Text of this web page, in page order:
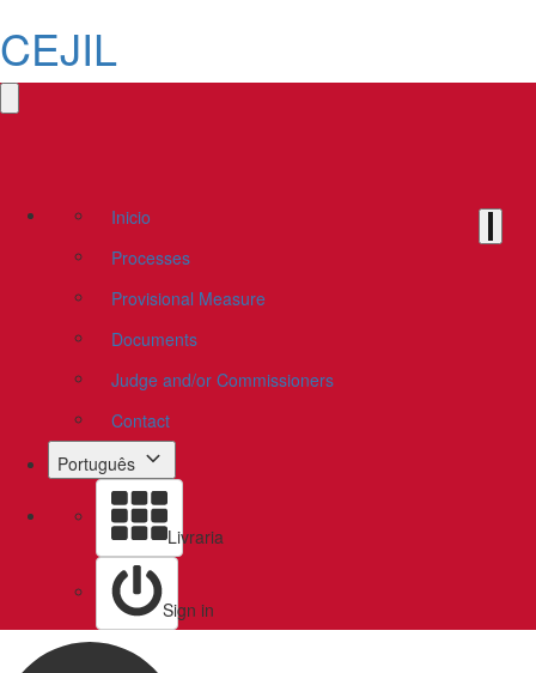
CEJIL
Inicio
Processes
Provisional Measure
Documents
Judge and/or Commissioners
Contact
Português
Livraria
Sign in